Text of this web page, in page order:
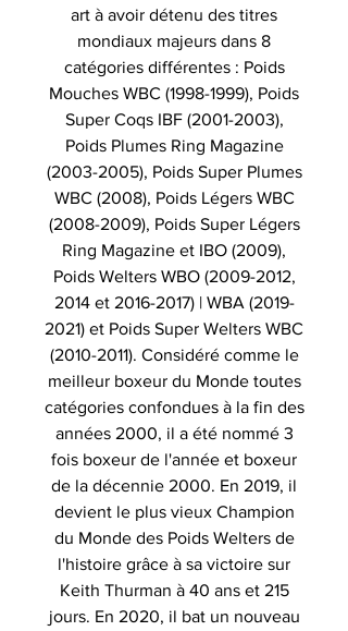
art à avoir détenu des titres
mondiaux majeurs dans 8
catégories différentes : Poids
Mouches WBC (1998-1999), Poids
Super Coqs IBF (2001-2003),
Poids Plumes Ring Magazine
(2003-2005), Poids Super Plumes
WBC (2008), Poids Légers WBC
(2008-2009), Poids Super Légers
Ring Magazine et IBO (2009),
Poids Welters WBO (2009-2012,
2014 et 2016-2017) | WBA (2019-
2021) et Poids Super Welters WBC
(2010-2011). Considéré comme le
meilleur boxeur du Monde toutes
catégories confondues à la fin des
années 2000, il a été nommé 3
fois boxeur de l'année et boxeur
de la décennie 2000. En 2019, il
devient le plus vieux Champion
du Monde des Poids Welters de
l'histoire grâce à sa victoire sur
Keith Thurman à 40 ans et 215
jours. En 2020, il bat un nouveau